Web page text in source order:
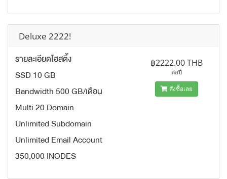
Deluxe 2222!
รายละเอียดโฮสติ้ง
SSD 10 GB
Bandwidth 500 GB/เดือน
Multi 20 Domain
Unlimited Subdomain
Unlimited Email Account
350,000 INODES
฿2222.00 THB
ต่อปี
สั่งซื้อเลย